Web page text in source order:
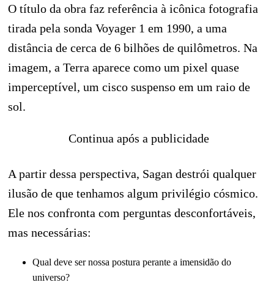
O título da obra faz referência à icônica fotografia
tirada pela sonda Voyager 1 em 1990, a uma
distância de cerca de 6 bilhões de quilômetros. Na
imagem, a Terra aparece como um pixel quase
imperceptível, um cisco suspenso em um raio de
sol.
Continua após a publicidade
A partir dessa perspectiva, Sagan destrói qualquer
ilusão de que tenhamos algum privilégio cósmico.
Ele nos confronta com perguntas desconfortáveis,
mas necessárias:
Qual deve ser nossa postura perante a imensidão do
universo?